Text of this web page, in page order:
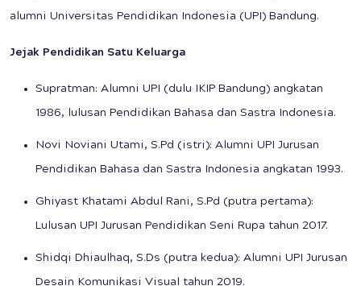
alumni Universitas Pendidikan Indonesia (UPI) Bandung.
Jejak Pendidikan Satu Keluarga
Supratman: Alumni UPI (dulu IKIP Bandung) angkatan
1986, lulusan Pendidikan Bahasa dan Sastra Indonesia.
Novi Noviani Utami, S.Pd (istri): Alumni UPI Jurusan
Pendidikan Bahasa dan Sastra Indonesia angkatan 1993.
Ghiyast Khatami Abdul Rani, S.Pd (putra pertama):
Lulusan UPI Jurusan Pendidikan Seni Rupa tahun 2017.
Shidqi Dhiaulhaq, S.Ds (putra kedua): Alumni UPI Jurusan
Desain Komunikasi Visual tahun 2019.